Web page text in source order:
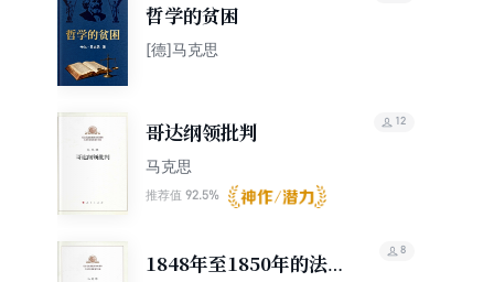
哲学的贫困
[德]马克思
哥达纲领批判
马克思
推荐值 92.5%
12
1848年至1850年的法
8